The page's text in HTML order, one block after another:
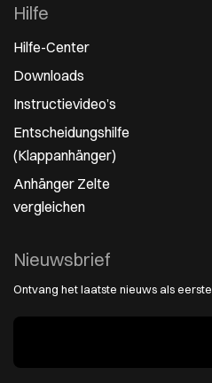
Hilfe
Hilfe-Center
Downloads
Instructievideo’s
Entscheidungshilfe
(Klappanhänger)
Anhänger Zelte
vergleichen
Nieuwsbrief
Ontvang het laatste nieuws als eerste.